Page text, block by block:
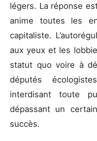
légers. La réponse
anime toutes les
capitaliste.
aux yeux et les
statut quo voire à
députés
interdisant toute
dépassant un
succès.